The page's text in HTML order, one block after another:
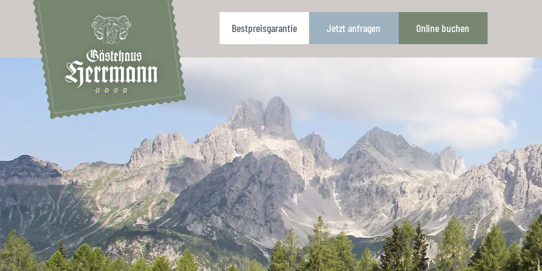
Bestpreisgarantie Jetzt anfragen Online buchen